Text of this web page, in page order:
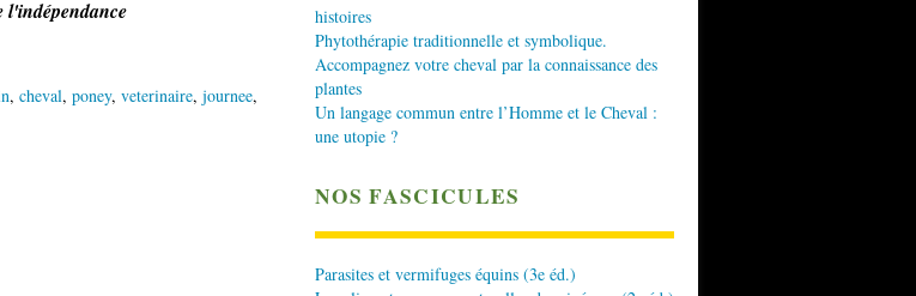
l'indépendance
, cheval, poney, veterinaire, journee,
histoires
Phytothérapie traditionnelle et symbolique.
Accompagnez votre cheval par la connaissance des
plantes
Un langage commun entre l’Homme et le Cheval :
une utopie ?
NOS FASCICULES
Parasites et vermifuges équins (3e éd.)